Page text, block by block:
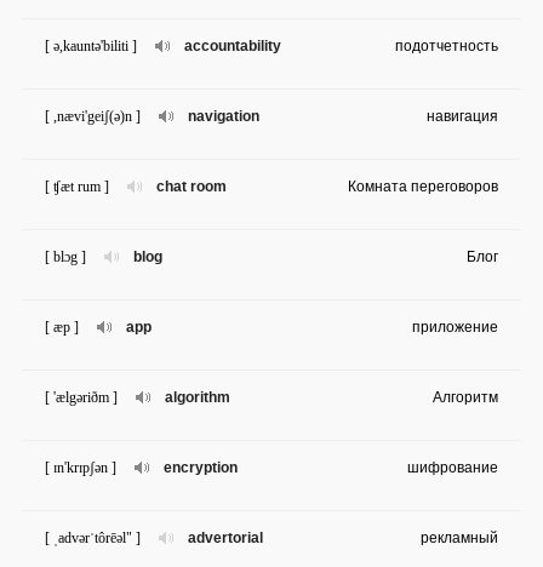
accountability
[ ə,kauntə'biliti ] подотчетность
navigation
[ ,nævi'geiʃ(ə)n ] навигация
chat room
[ ʧæt rum ] Комната переговоров
blog
[ blɔg ] Блог
app
[ æp ] приложение
algorithm
[ 'ælgəriðm ] Алгоритм
encryption
[ ɪn'krɪpʃən ] шифрование
advertorial
[ ˌadvərˈtôrēəl" ] рекламный